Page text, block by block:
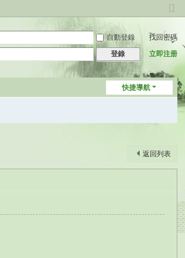
切
到
窄
自動登錄
找回密碼
登錄 立即注册
快捷導航
返回列表